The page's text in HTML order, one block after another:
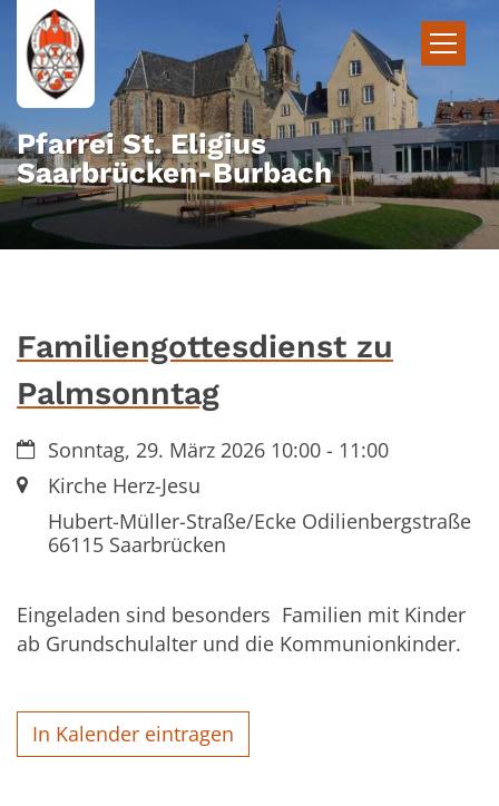
Zum Inhalt springen
Pfarrei St. Eligius
Saarbrücken-Burbach
Familiengottesdienst zu
Palmsonntag
Datum:Sonntag, 29. März 2026 10:00 - 11:00
Ort:Kirche Herz-Jesu
Hubert-Müller-Straße/Ecke Odilienbergstraße
66115Saarbrücken
Eingeladen sind besonders Familien mit Kinder
ab Grundschulalter und die Kommunionkinder.
In Kalender eintragen